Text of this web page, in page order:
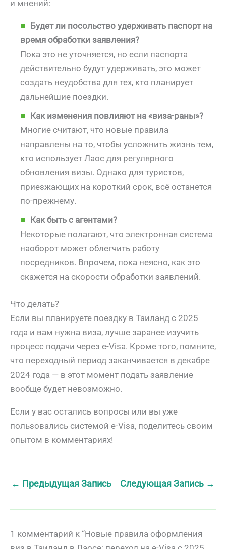
и мнений:
Будет ли посольство удерживать паспорт на
время обработки заявления?
Пока это не уточняется, но если паспорта
действительно будут удерживать, это может
создать неудобства для тех, кто планирует
дальнейшие поездки.
Как изменения повлияют на «виза-раны»?
Многие считают, что новые правила
направлены на то, чтобы усложнить жизнь тем,
кто использует Лаос для регулярного
обновления визы. Однако для туристов,
приезжающих на короткий срок, всё останется
по-прежнему.
Как быть с агентами?
Некоторые полагают, что электронная система
наоборот может облегчить работу
посредников. Впрочем, пока неясно, как это
скажется на скорости обработки заявлений.
Что делать?
Если вы планируете поездку в Таиланд с 2025
года и вам нужна виза, лучше заранее изучить
процесс подачи через e-Visa. Кроме того, помните,
что переходный период заканчивается в декабре
2024 года — в этот момент подать заявление
вообще будет невозможно.
Если у вас остались вопросы или вы уже
пользовались системой e-Visa, поделитесь своим
опытом в комментариях!
← Предыдущая Запись Следующая Запись →
1 комментарий к “Новые правила оформления